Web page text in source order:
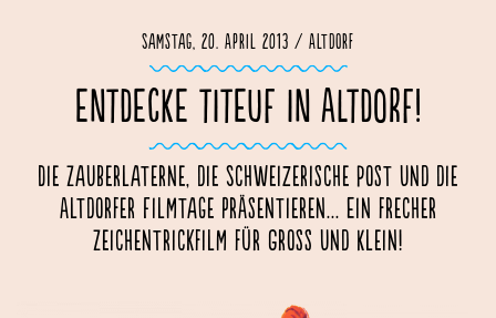
Samstag, 20. April 2013 / Altdorf
ENTDECKE TITEUF IN ALTDORF!
Die Zauberlaterne, die Schweizerische Post und die
Altdorfer Filmtage präsentieren... Ein frecher
Zeichentrickfilm für Gross und Klein!